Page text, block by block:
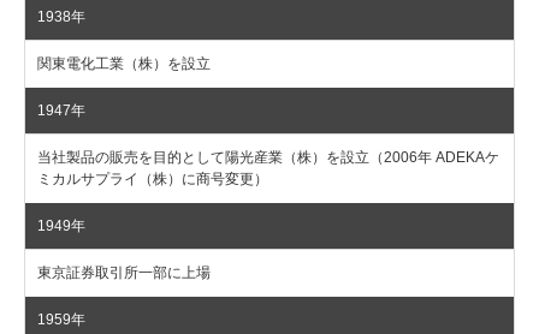
1938年
関東電化工業（株）を設立
1947年
当社製品の販売を目的として陽光産業（株）を設立（2006年 ADEKAケ
ミカルサプライ（株）に商号変更）
1949年
東京証券取引所一部に上場
1959年